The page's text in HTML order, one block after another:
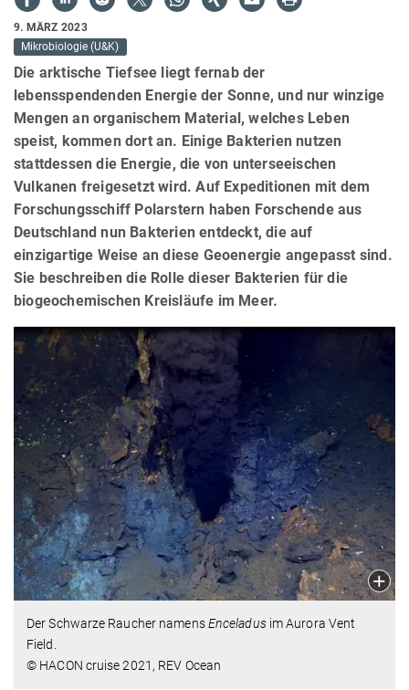
9. MÄRZ 2023
Mikrobiologie (U&K)
Die arktische Tiefsee liegt fernab der
lebensspendenden Energie der Sonne, und nur winzige
Mengen an organischem Material, welches Leben
speist, kommen dort an. Einige Bakterien nutzen
stattdessen die Energie, die von unterseeischen
Vulkanen freigesetzt wird. Auf Expeditionen mit dem
Forschungsschiff Polarstern haben Forschende aus
Deutschland nun Bakterien entdeckt, die auf
einzigartige Weise an diese Geoenergie angepasst sind.
Sie beschreiben die Rolle dieser Bakterien für die
biogeochemischen Kreisläufe im Meer.
Der Schwarze Raucher namensEnceladusim Aurora Vent
Field.
© HACON cruise 2021, REV Ocean